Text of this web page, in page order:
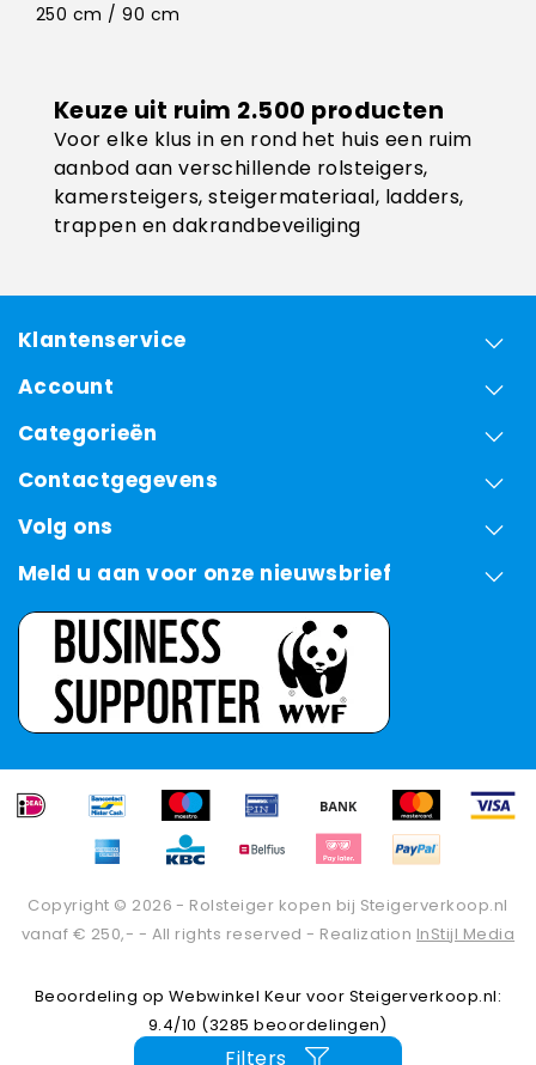
Filters
250 cm / 90 cm
Keuze uit ruim 2.500 producten
Voor elke klus in en rond het huis een ruim
aanbod aan verschillende rolsteigers,
kamersteigers, steigermateriaal, ladders,
trappen en dakrandbeveiliging
Klantenservice
Account
Categorieën
Contactgegevens
Volg ons
Meld u aan voor onze nieuwsbrief
Copyright © 2026 - Rolsteiger kopen bij Steigerverkoop.nl
vanaf € 250,- - All rights reserved - Realization InStijl Media
Beoordeling op Webwinkel Keur voor Steigerverkoop.nl:
9.4/10 (3285 beoordelingen)